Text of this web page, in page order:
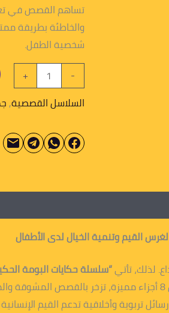
تساهم القصص في
والخاطئة بطريقة
شخصية الطفل.
-
+
السلاسل القصصية,
لذلك، تأتي“سلسلة حكايات البومة
العمرية من 5 إلى 9 سنوات. بالإضافة إلى ذلك، تتألف السلسلة من 8
وأخلاقية تدعم القيم